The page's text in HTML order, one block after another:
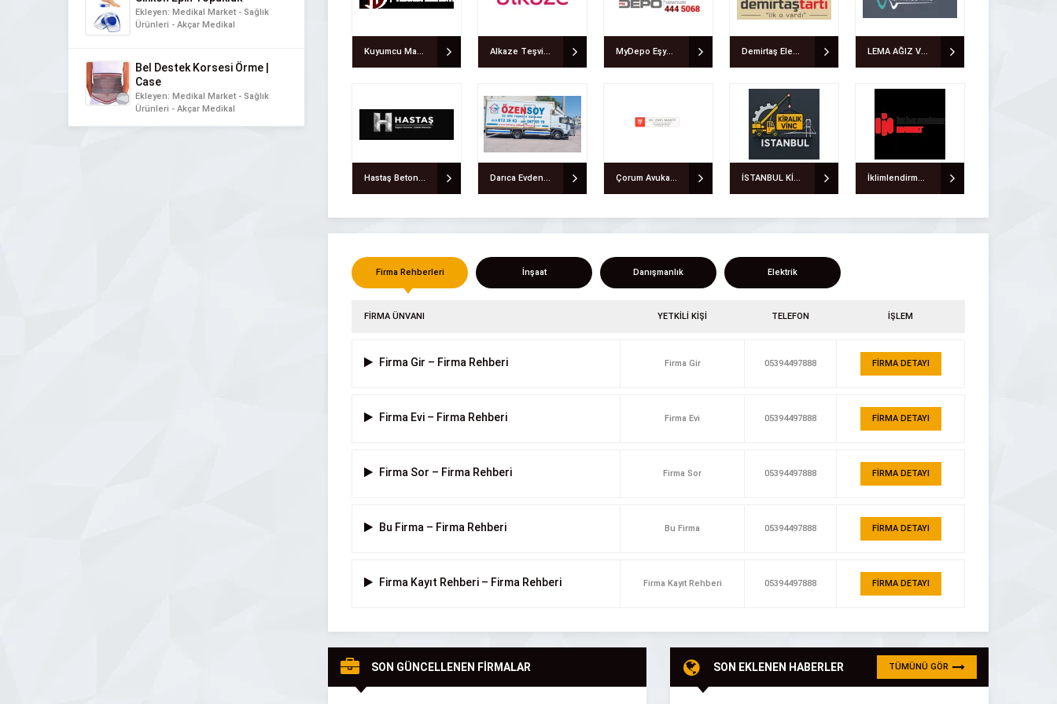
Ekleyen: Medikal Market - Sağlık
Ürünleri - Akçar Medikal
Bel Destek Korsesi Örme |
Case
Ekleyen: Medikal Market - Sağlık
Ürünleri - Akçar Medikal
Kuyumcu Makineleri Teknik Döküm Alkaze Teşvik Danışmanlığı MyDepo Eşya Depolama Demirtaş Elektronik Tartı Sistemleri Terazi Ve Baskül LEMA AĞIZ VE DİŞ SAĞLIĞI POLİKLİNİĞİ
Hastaş Beton Parke ve Boru Fabrikası Darıca Evden Eve Nakliyat | Özensoy Nakliyat Çorum Avukat Enes Mantı İSTANBUL KİRALIK VİNÇ PROFESYONEL VİNÇ KİRALAMA HİZMETLERİ İklimlendirme Market Klima Sistemleri Ve Pompa Çeşitleri
Firma Rehberleri İnşaat Danışmanlık Elektrik
FİRMA ÜNVANI YETKİLİ KİŞİ TELEFON İŞLEM
Firma Gir – Firma Rehberi Firma Gir 05394497888 FİRMA DETAYI
Firma Evi – Firma Rehberi Firma Evi 05394497888 FİRMA DETAYI
Firma Sor – Firma Rehberi Firma Sor 05394497888 FİRMA DETAYI
Bu Firma – Firma Rehberi Bu Firma 05394497888 FİRMA DETAYI
Firma Kayıt Rehberi – Firma Rehberi Firma Kayıt Rehberi 05394497888 FİRMA DETAYI
SON GÜNCELLENEN FİRMALAR SON EKLENEN HABERLER TÜMÜNÜ GÖR